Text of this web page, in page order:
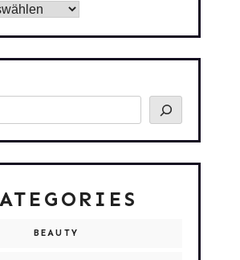
BEAUTY